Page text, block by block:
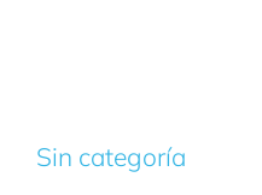
Sin categoría